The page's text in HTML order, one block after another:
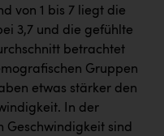
von 1 bis 7 liegt die
3,7 und die gefühlte
betrachtet
Gruppen
etwas stärker den
In der
Geschwindigkeit sind